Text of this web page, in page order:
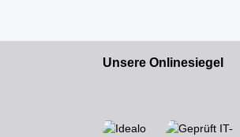
Unsere Onlinesiegel